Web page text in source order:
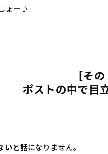
ょー♪
［その
ポストの中で目
いと話になりません。